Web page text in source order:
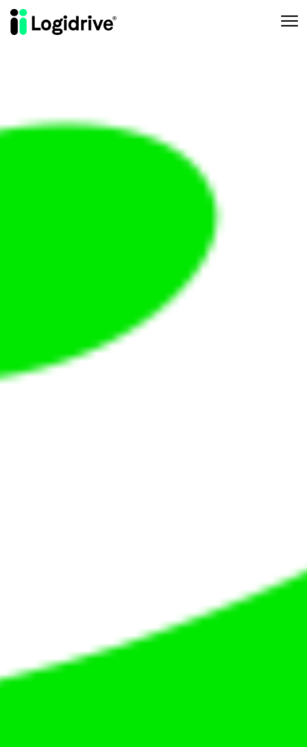
Aller au contenu principal